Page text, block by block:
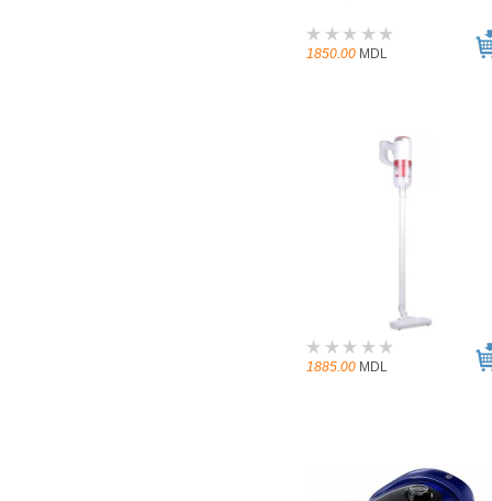
1850.00 MDL
1885.00 MDL